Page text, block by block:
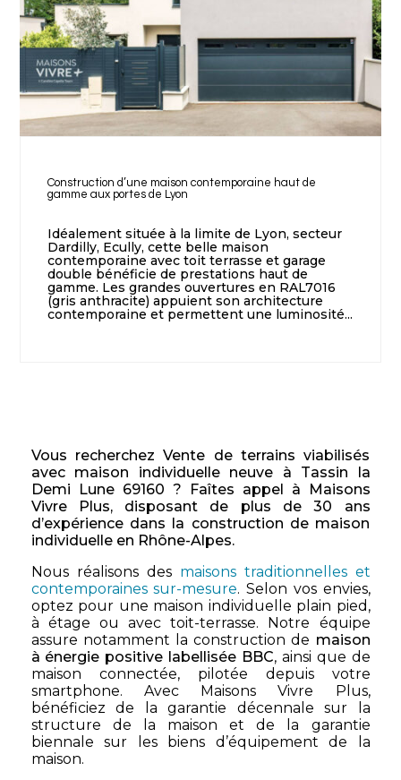
Construction d’une maison contemporaine haut de
gamme aux portes de Lyon
Idéalement située à la limite de Lyon, secteur
Dardilly, Ecully, cette belle maison
contemporaine avec toit terrasse et garage
double bénéficie de prestations haut de
gamme. Les grandes ouvertures en RAL7016
(gris anthracite) appuient son architecture
contemporaine et permettent une luminosité...
Vous recherchez Vente de terrains viabilisés
avec maison individuelle neuve à Tassin la
Demi Lune 69160 ? Faîtes appel à Maisons
Vivre Plus, disposant de plus de 30 ans
d’expérience dans la construction de maison
individuelle en Rhône-Alpes.
Nous réalisons des maisons traditionnelles et
contemporaines sur-mesure. Selon vos envies,
optez pour une maison individuelle plain pied,
à étage ou avec toit-terrasse. Notre équipe
assure notamment la construction de maison
à énergie positive labellisée BBC, ainsi que de
maison connectée, pilotée depuis votre
smartphone. Avec Maisons Vivre Plus,
bénéficiez de la garantie décennale sur la
structure de la maison et de la garantie
biennale sur les biens d’équipement de la
maison.